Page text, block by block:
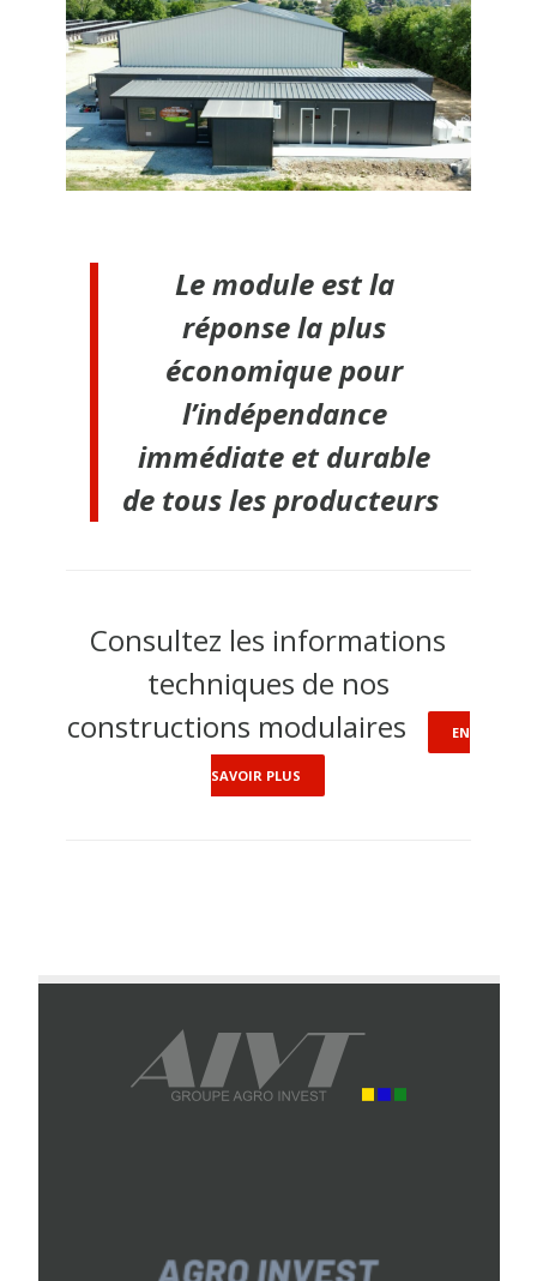
Le module est la
réponse la plus
économique pour
l’indépendance
immédiate et durable
de tous les producteurs
Consultez les informations
techniques de nos
constructions modulaires
EN
SAVOIR PLUS